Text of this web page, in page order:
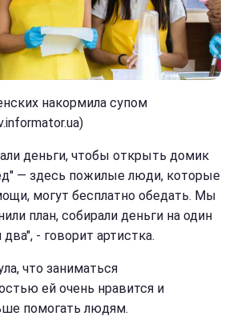
накормила супом
деньги, чтобы открыть домик
— здесь пожилые люди, которые
могут бесплатно обедать. Мы
план, собирали деньги на один
- говорит артистка.
что заниматься
ей очень нравится и
помогать людям.